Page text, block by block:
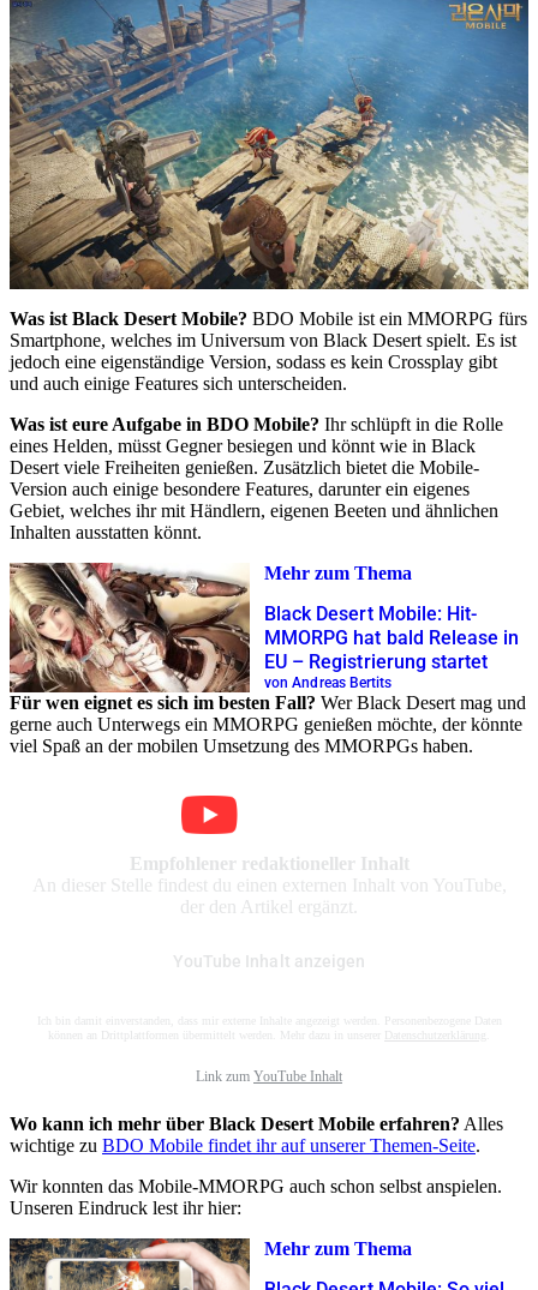
Was ist Black Desert Mobile? BDO Mobile ist ein MMORPG fürs
Smartphone, welches im Universum von Black Desert spielt. Es ist
jedoch eine eigenständige Version, sodass es kein Crossplay gibt
und auch einige Features sich unterscheiden.
Was ist eure Aufgabe in BDO Mobile? Ihr schlüpft in die Rolle
eines Helden, müsst Gegner besiegen und könnt wie in Black
Desert viele Freiheiten genießen. Zusätzlich bietet die Mobile-
Version auch einige besondere Features, darunter ein eigenes
Gebiet, welches ihr mit Händlern, eigenen Beeten und ähnlichen
Inhalten ausstatten könnt.
Mehr zum Thema
Black Desert Mobile: Hit-
MMORPG hat bald Release in
EU – Registrierung startet
von Andreas Bertits
Für wen eignet es sich im besten Fall? Wer Black Desert mag und
gerne auch Unterwegs ein MMORPG genießen möchte, der könnte
viel Spaß an der mobilen Umsetzung des MMORPGs haben.
Empfohlener redaktioneller Inhalt
An dieser Stelle findest du einen externen Inhalt von YouTube,
der den Artikel ergänzt.
YouTube Inhalt anzeigen
Ich bin damit einverstanden, dass mir externe Inhalte angezeigt werden. Personenbezogene Daten
können an Drittplattformen übermittelt werden. Mehr dazu in unserer Datenschutzerklärung
Link zum YouTube Inhalt
Wo kann ich mehr über Black Desert Mobile erfahren? Alles
wichtige zu BDO Mobile findet ihr auf unserer Themen-Seite.
Wir konnten das Mobile-MMORPG auch schon selbst anspielen.
Unseren Eindruck lest ihr hier:
Mehr zum Thema